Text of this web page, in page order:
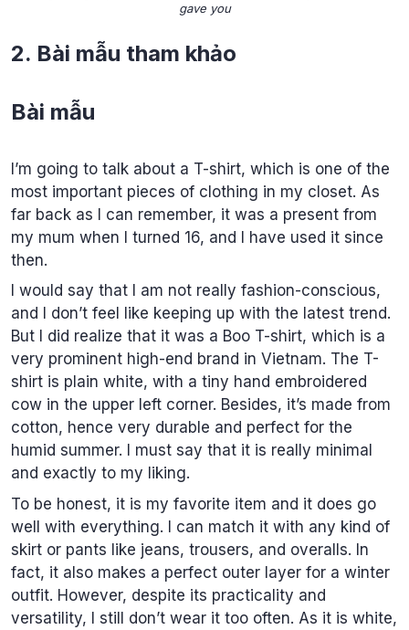
gave you
2. Bài mẫu tham khảo
Bài mẫu
I’m going to talk about a T-shirt, which is one of the
most important pieces of clothing in my closet. As
far back as I can remember, it was a present from
my mum when I turned 16, and I have used it since
then.
I would say that I am not really fashion-conscious,
and I don’t feel like keeping up with the latest trend.
But I did realize that it was a Boo T-shirt, which is a
very prominent high-end brand in Vietnam. The T-
shirt is plain white, with a tiny hand embroidered
cow in the upper left corner. Besides, it’s made from
cotton, hence very durable and perfect for the
humid summer. I must say that it is really minimal
and exactly to my liking.
To be honest, it is my favorite item and it does go
well with everything. I can match it with any kind of
skirt or pants like jeans, trousers, and overalls. In
fact, it also makes a perfect outer layer for a winter
outfit. However, despite its practicality and
versatility, I still don’t wear it too often. As it is white,